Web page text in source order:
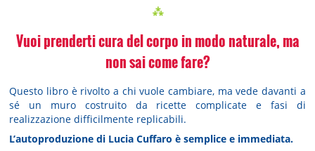
⁂
Vuoi prenderti cura del corpo in modo naturale, ma
non sai come fare?
Questo libro è rivolto a chi vuole cambiare, ma vede davanti a
sé un muro costruito da ricette complicate e fasi di
realizzazione difficilmente replicabili.
L’autoproduzione di Lucia Cuffaro è semplice e immediata.